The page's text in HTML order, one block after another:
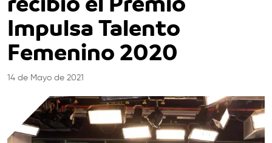
Impulsa Talento
Femenino 2020
14 de Mayo de 2021